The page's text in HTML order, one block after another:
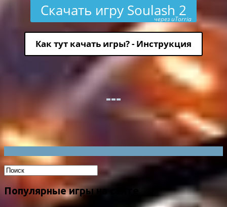
Скачать игру Soulash 2
через uTorria
Как тут качать игры? - Инструкция
Популярные игры на сайте